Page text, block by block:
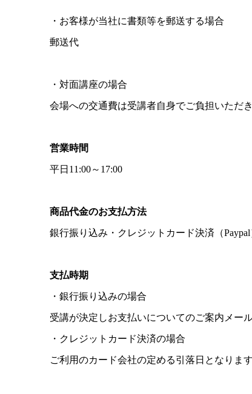
・お客様が当社に書類等を郵送する場合
郵送代
・対面講座の場合
会場への交通費は受講者自身でご負担いただき
営業時間
平日11:00～17:00
商品代金のお支払方法
銀行振り込み・クレジットカード決済（
支払時期
・銀行振り込みの場合
受講が決定しお支払いについてのご案内メー
・クレジットカード決済の場合
ご利用のカード会社の定める引落日となります